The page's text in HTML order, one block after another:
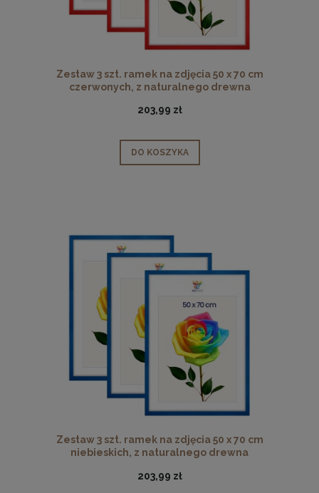
Zestaw 3 szt. ramek na zdjęcia 50 x 70 cm
czerwonych, z naturalnego drewna
203,99 zł
DO KOSZYKA
Zestaw 3 szt. ramek na zdjęcia 50 x 70 cm
niebieskich, z naturalnego drewna
203,99 zł